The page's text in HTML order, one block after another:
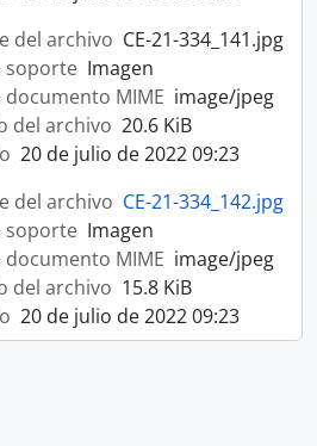
del archivo CE-21-334_141.jpg
soporte Imagen
documento MIME image/jpeg
del archivo 20.6 KiB
20 de julio de 2022 09:23
del archivo CE-21-334_142.jpg
soporte Imagen
documento MIME image/jpeg
del archivo 15.8 KiB
20 de julio de 2022 09:23